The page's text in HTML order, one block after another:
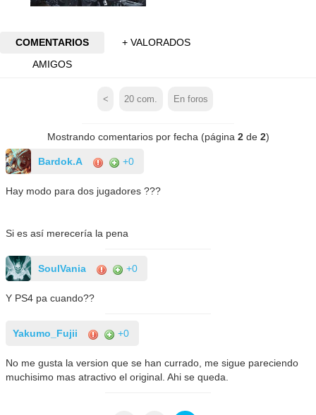
COMENTARIOS
+ VALORADOS
AMIGOS
< 20 com. En foros
Mostrando comentarios por fecha (página 2de 2)
Bardok.A +0
Hay modo para dos jugadores ???
Si es así merecería la pena
SoulVania +0
Y PS4 pa cuando??
Yakumo_Fujii +0
No me gusta la version que se han currado, me sigue pareciendo
muchisimo mas atractivo el original. Ahi se queda.